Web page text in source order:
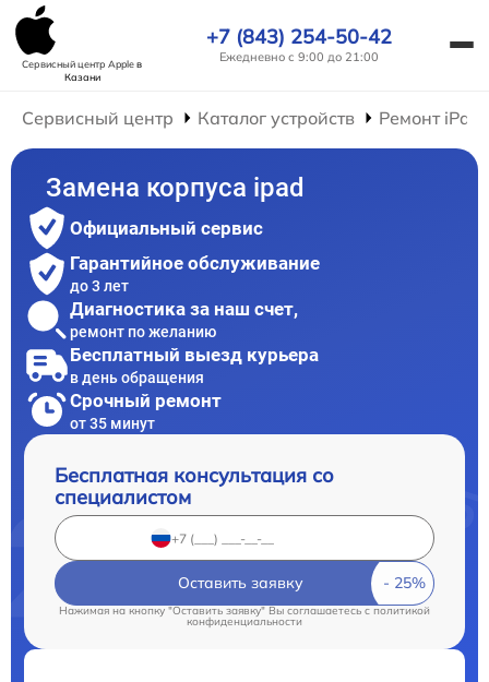
Сервисный центр Appleв
Казани
+7 (843) 254-50-42
Ежедневно с 9:00 до 21:00
Сервисный центр Каталог устройств Ремонт iPad
Замена корпуса ipad
Официальный сервис
Гарантийное обслуживание
до 3 лет
Диагностика за наш счет,
ремонт по желанию
Бесплатный выезд курьера
в день обращения
Срочный ремонт
от 35 минут
Бесплатная консультация со
специалистом
Оставить заявку
Нажимая на кнопку "Оставить заявку" Вы соглашаетесь cполитикой
конфиденциальности